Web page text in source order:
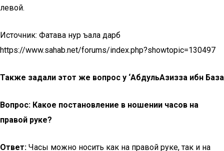
левой.
Источник: Фатава нур ъала дарб
https://www.sahab.net/forums/index.php?showtopic=130497
Также задали этот же вопрос у ‘АбдульАзизза ибн База
Вопрос: Какое постановление в ношении часов на
правой руке?
Ответ: Часы можно носить как на правой руке, так и на